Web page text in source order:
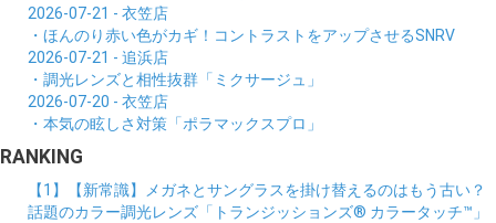
2026-07-21 - 衣笠店
・ほんのり赤い色がカギ！コントラストをアップさせるSNRV
2026-07-21 - 追浜店
・調光レンズと相性抜群「ミクサージュ」
2026-07-20 - 衣笠店
・本気の眩しさ対策「ポラマックスプロ」
RANKING
【1】【新常識】メガネとサングラスを掛け替えるのはもう古い？
話題のカラー調光レンズ「トランジッションズ® カラータッチ™」